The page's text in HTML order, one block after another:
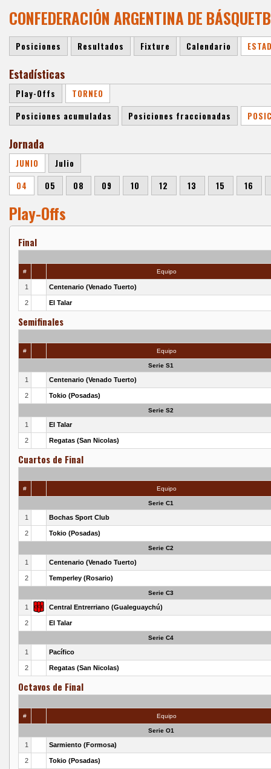
CONFEDERACIÓN ARGENTINA DE
Posiciones Resultados Fixture Calendario
Estadísticas
Play-Offs
TORNEO
Posiciones acumuladas
Posiciones fraccionadas
Jornada
JUNIO
Julio
04
05 08 09 10 12 13 15 16
Play-Offs
Final
# Equipo
1 Centenario (Venado Tuerto)
2 El Talar
Semifinales
# Equipo
Serie S1
1 Centenario (Venado Tuerto)
2 Tokio (Posadas)
Serie S2
1 El Talar
2 Regatas (San Nicolas)
Cuartos de Final
# Equipo
Serie C1
1 Bochas Sport Club
2 Tokio (Posadas)
Serie C2
1 Centenario (Venado Tuerto)
2 Temperley (Rosario)
Serie C3
1 Central Entrerriano (Gualeguaychú)
2 El Talar
Serie C4
1 Pacífico
2 Regatas (San Nicolas)
Octavos de Final
# Equipo
Serie O1
1 Sarmiento (Formosa)
2 Tokio (Posadas)